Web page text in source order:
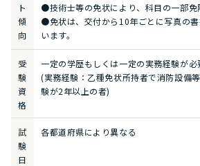
ト
傾
向
●技術士等の免状により、科目の一部免
●免状は、交付から10年ごとに写真の
います。
受
験
資
格
一定の学歴もしくは一定の実務経験が必
(実務経験：乙種免状所持者で消防設備
験が2年以上の者)
試
験
日
各都道府県により異なる